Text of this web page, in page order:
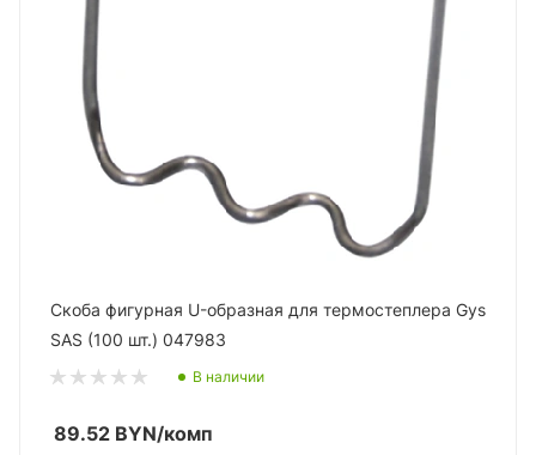
Скоба фигурная U-образная для термостеплера Gys
SAS (100 шт.) 047983
В наличии
89.52 BYN/комп